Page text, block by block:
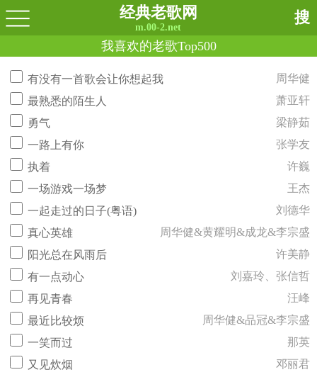
经典老歌网
m.00-2.net
搜
我喜欢的老歌Top500
有没有一首歌会让你想起我
周华健
最熟悉的陌生人
萧亚轩
勇气
梁静茹
一路上有你
张学友
执着
许巍
一场游戏一场梦
王杰
一起走过的日子(粤语)
刘德华
真心英雄
周华健&黄耀明&成龙&李宗盛
阳光总在风雨后
许美静
有一点动心
刘嘉玲、张信哲
再见青春
汪峰
最近比较烦
周华健&品冠&李宗盛
一笑而过
那英
又见炊烟
邓丽君